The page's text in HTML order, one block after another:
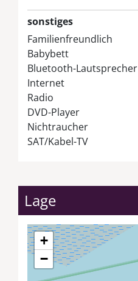
sonstiges
Familienfreundlich
Babybett
Bluetooth-Lautsprecher
Internet
Radio
DVD-Player
Nichtraucher
SAT/Kabel-TV
Lage
+
−